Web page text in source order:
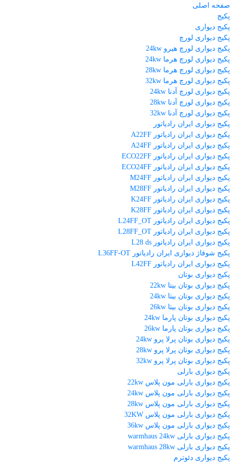
صفحه اصلی
پکیج
پکیج دیواری
پکیج دیواری لورچ
پکیج دیواری لورچ هیرو 24kw
پکیج دیواری لورچ هرما 24kw
پکیج دیواری لورچ هرما 28kw
پکیج دیواری لورچ هرما 32kw
پکیج دیواری لورچ آدنا 24kw
پکیج دیواری لورچ آدنا 28kw
پکیج دیواری لورچ آدنا 32kw
پکیج دیواری ایران رادیاتور
پکیج دیواری ایران رادیاتور A22FF
پکیج دیواری ایران رادیاتور A24FF
پکیج دیواری ایران رادیاتور ECO22FF
پکیج دیواری ایران رادیاتور ECO24FF
پکیج دیواری ایران رادیاتور M24FF
پکیج دیواری ایران رادیاتور M28FF
پکیج دیواری ایران رادیاتور K24FF
پکیج دیواری ایران رادیاتور K28FF
پکیج دیواری ایران رادیاتور L24FF_OT
پکیج دیواری ایران رادیاتور L28FF_OT
پکیج دیواری ایران رادیاتور L28 ds
پکیج شوفاژ دیواری ایران رادیاتور L36FF-OT
پکیج دیواری ایران رادیاتور L42FF
پکیج دیواری بوتان
پکیج دیواری بوتان بیتا 22kw
پکیج دیواری بوتان بیتا 24kw
پکیج دیواری بوتان بیتا 26kw
پکیج دیواری بوتان پارما 24kw
پکیج دیواری بوتان پارما 26kw
پکیج دیواری بوتان پرلا پرو 24kw
پکیج دیواری بوتان پرلا پرو 28kw
پکیج دیواری بوتان پرلا پرو 32kw
پکیج دیواری بارلی
پکیج دیواری بارلی مون پلاس 22kw
پکیج دیواری بارلی مون پلاس 24kw
پکیج دیواری بارلی مون پلاس 28kw
پکیج دیواری بارلی مون پلاس 32KW
پکیج دیواری بارلی مون پلاس 36kw
پکیج دیواری بارلی warmhaus 24kw
پکیج دیواری بارلی warmhaus 28kw
پکیج دیواری دئوترم